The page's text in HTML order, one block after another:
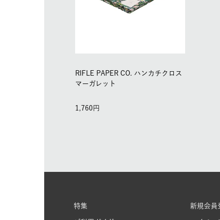
RIFLE PAPER CO. ハンカチクロス
マーガレット
1,760
特集 新規会員